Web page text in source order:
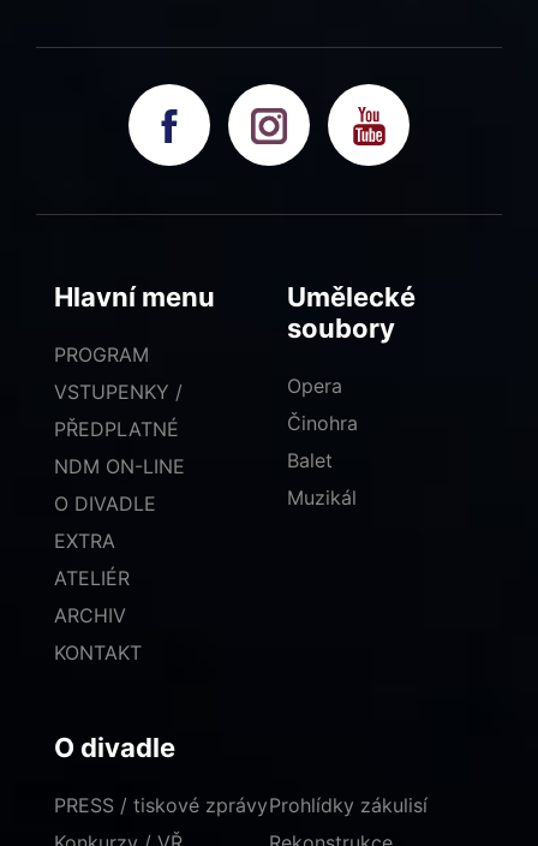
Hlavní menu
PROGRAM
VSTUPENKY /
PŘEDPLATNÉ
NDM ON-LINE
O DIVADLE
EXTRA
ATELIÉR
ARCHIV
KONTAKT
Umělecké
soubory
Opera
Činohra
Balet
Muzikál
O divadle
PRESS / tiskové zprávyProhlídky zákulisí